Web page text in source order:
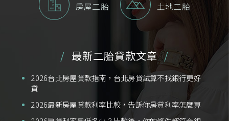
房屋二胎 土地二胎
最新二胎貸款文章
2026台北房屋貸款指南，台北房貸試算不找銀行更好
貸
2026最新房屋貸款利率比較，告訴你房貸利率怎麼算